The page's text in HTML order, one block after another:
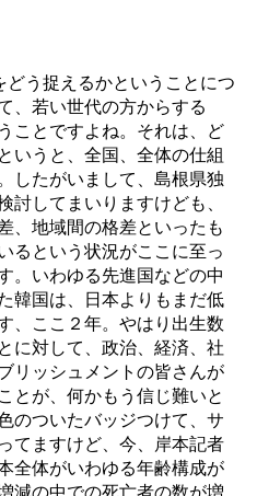
う捉えるかということにつ
、若い世代の方からする
ことですよね。それは、ど
いうと、全国、全体の仕組
したがいまして、島根県独
してまいりますけども、
、地域間の格差といったも
るという状況がここに至っ
。いわゆる先進国などの中
韓国は、日本よりもまだ低
、ここ２年。やはり出生数
に対して、政治、経済、社
リッシュメントの皆さんが
とが、何かもう信じ難いと
のついたバッジつけて、サ
てますけど、今、岸本記者
全体がいわゆる年齢構成が
減の中での死亡者の数が増